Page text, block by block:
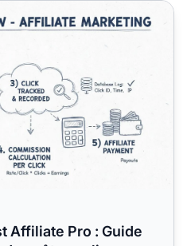
Pro : Guide complet de
Affiliate Pro : Guide